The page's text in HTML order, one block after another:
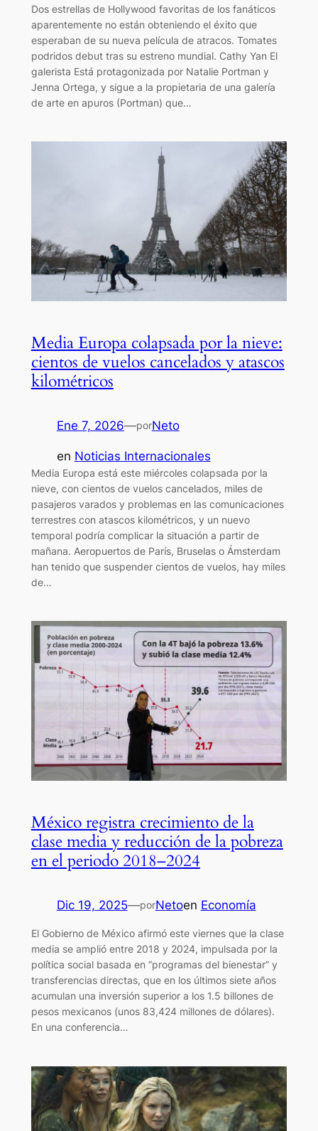
Dos estrellas de Hollywood favoritas de los fanáticos
aparentemente no están obteniendo el éxito que
esperaban de su nueva película de atracos. Tomates
podridos debut tras su estreno mundial. Cathy Yan El
galerista Está protagonizada por Natalie Portman y
Jenna Ortega, y sigue a la propietaria de una galería
de arte en apuros (Portman) que…
Media Europa colapsada por la nieve:
cientos de vuelos cancelados y atascos
kilométricos
Ene 7, 2026—porNeto
en Noticias Internacionales
Media Europa está este miércoles colapsada por la
nieve, con cientos de vuelos cancelados, miles de
pasajeros varados y problemas en las comunicaciones
terrestres con atascos kilométricos, y un nuevo
temporal podría complicar la situación a partir de
mañana. Aeropuertos de París, Bruselas o Ámsterdam
han tenido que suspender cientos de vuelos, hay miles
de…
México registra crecimiento de la
clase media y reducción de la pobreza
en el periodo 2018–2024
Dic 19, 2025—porNetoen Economía
El Gobierno de México afirmó este viernes que la clase
media se amplió entre 2018 y 2024, impulsada por la
política social basada en “programas del bienestar” y
transferencias directas, que en los últimos siete años
acumulan una inversión superior a los 1.5 billones de
pesos mexicanos (unos 83,424 millones de dólares).
En una conferencia…